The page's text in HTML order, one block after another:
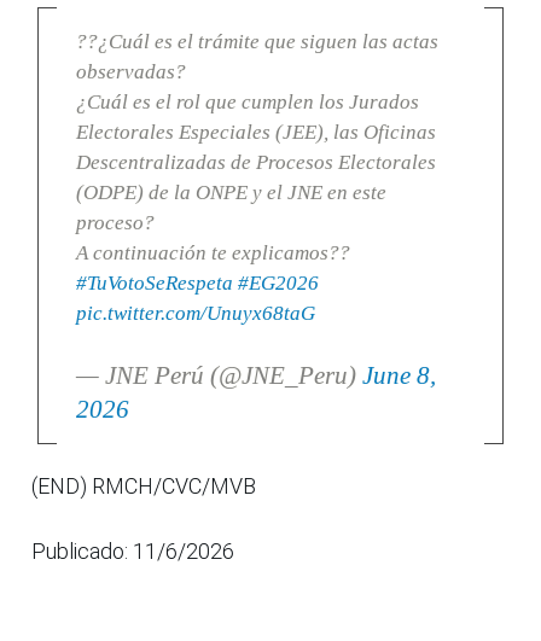
??¿Cuál es el trámite que siguen las actas
observadas?
¿Cuál es el rol que cumplen los Jurados
Electorales Especiales (JEE), las Oficinas
Descentralizadas de Procesos Electorales
(ODPE) de la ONPE y el JNE en este
proceso?
A continuación te explicamos??
#TuVotoSeRespeta #EG2026
pic.twitter.com/Unuyx68taG
— JNE Perú (@JNE_Peru) June 8,
2026
(END) RMCH/CVC/MVB
Publicado: 11/6/2026